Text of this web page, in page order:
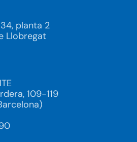
planta 2
Llobregat
109-119